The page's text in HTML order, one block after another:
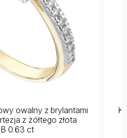
owalny z brylantami
z żółtego złota
0.63 ct